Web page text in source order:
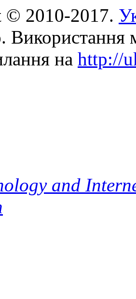
© 2010-2017.
Використання
на http://
and